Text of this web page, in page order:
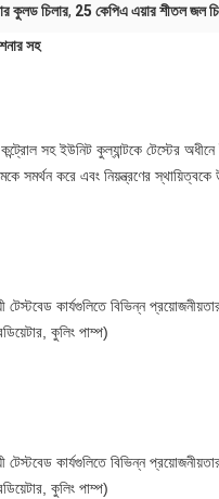
কুলড চিলার, 25 কেপিএ এয়ার শীতল জল
সহ
সহ ইউনিট কুল্যান্টকে টেস্টের
সমর্থন করে এবং নিয়ন্ত্রণের
কার্যগুলিতে বিভিন্ন
কুলিং পাম্প)
কার্যগুলিতে বিভিন্ন
কুলিং পাম্প)